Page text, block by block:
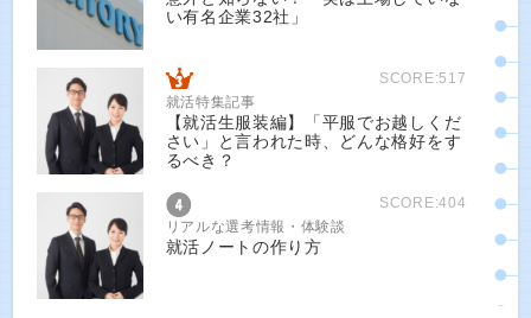
い有名企業32社」
SCORE:517
就活特集記事
【就活生服装編】「平服でお越しくだ
さい」と言われた時、どんな格好をす
るべき？
SCORE:404
リアルな選考情報・体験談
就活ノートの作り方